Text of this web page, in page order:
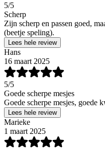
5/5
Scherp
Zijn scherp en passen goed,
(beetje speling).
Lees hele review
Hans
16 maart 2025
5/5
Goede scherpe mesjes
Goede scherpe mesjes, goede
Lees hele review
Marieke
1 maart 2025